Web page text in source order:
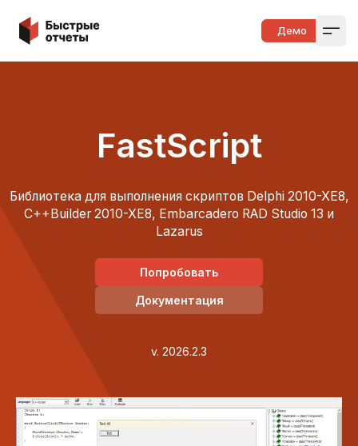
Быстрые отчеты Демо
FastScript
Библиотека для выполнения скриптов Delphi 2010-XE8,
C++Builder 2010-XE8, Embarcadero RAD Studio 13 и
Lazarus
Попробовать
Документация
v. 2026.2.3